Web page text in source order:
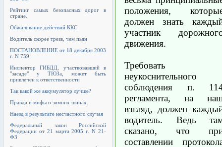
Рейтинг самых безопасных дорог в
стране.
Обжалование действий ККС
Водитель скорее трезв, чем пьян
ПОСТАНОВЛЕНИЕ от 18 декабря 2003
г. N 759
Инспектор ГИБДД, участвовавший в
"засаде" у ТЮЗа, может быть
привлечен к ответственности
Так какой же аккумулятор лучше?
Правда и мифы о зимних шинах.
Наезд в результате несчастного случая
Федеральный закон Российской
Федерации от 21 марта 2005 г. N 21-
ФЗ
положения,
должен знать
участник
движения.
Требовать
неукоснительного
соблюдения п.
регламента, на
взгляд, должен
водитель. Ведь
сказано, что
составлении